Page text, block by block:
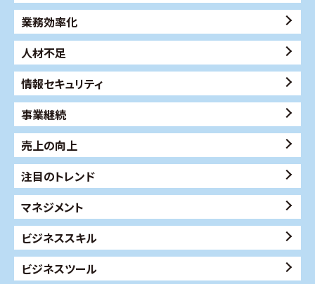
業務効率化
人材不足
情報セキュリティ
事業継続
売上の向上
注目のトレンド
マネジメント
ビジネススキル
ビジネスツール